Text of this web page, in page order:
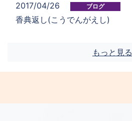
2017/04/26 ブログ
香典返し(こうでんがえし)
もっと見る